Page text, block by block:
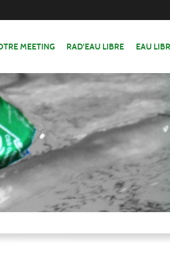
MEETING RAD'EAU LIBRE EAU